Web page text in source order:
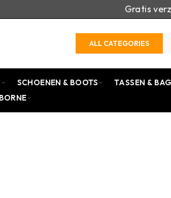
Gratis
ALL CATEGORIES
SCHOENEN & BOOTS TASSEN &